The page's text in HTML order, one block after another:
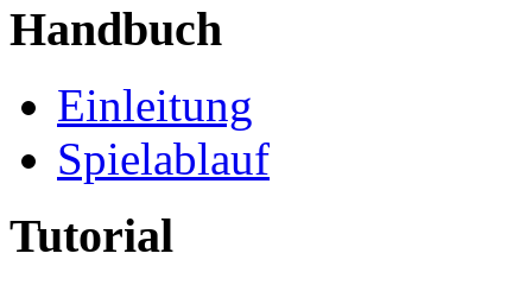
Handbuch
Einleitung
Spielablauf
Tutorial